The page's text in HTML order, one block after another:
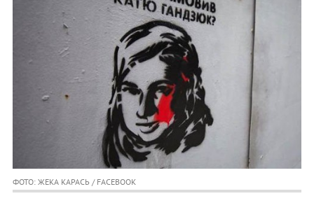
ФОТО: ЖЕКА КАРАСЬ / FACEBOOK